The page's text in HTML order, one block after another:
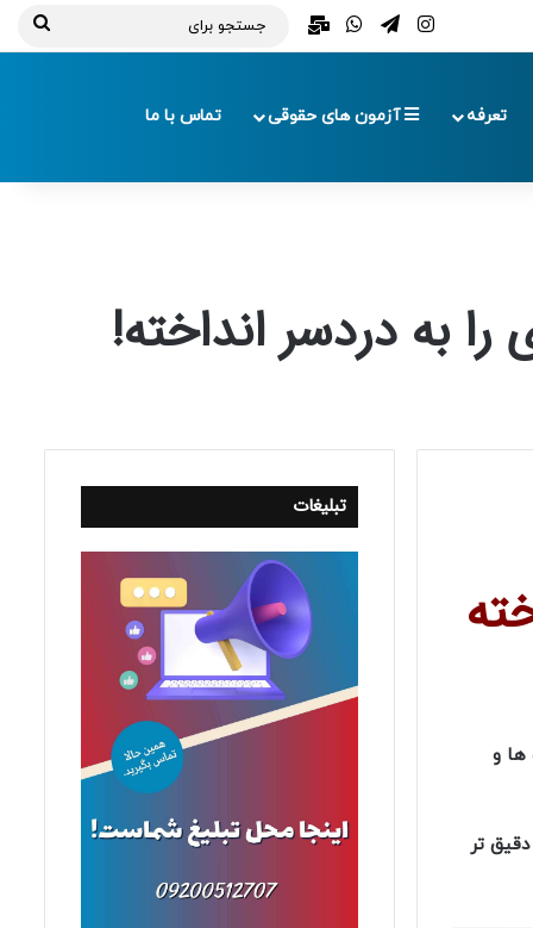
اینستاگرام
تلگرامواتس آپ
ایمیل
تعرفه آزمون های حقوقی تماس با ما
به دردسر انداخته!
ها و
تر
تبلیغات